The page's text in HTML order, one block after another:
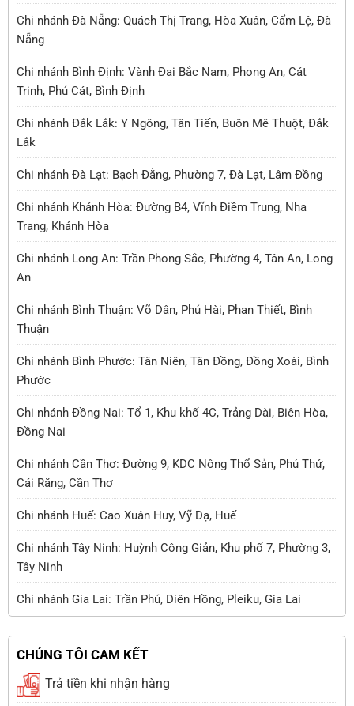
Chi nhánh Đà Nẵng: Quách Thị Trang, Hòa Xuân, Cẩm Lệ, Đà
Nẵng
Chi nhánh Bình Định: Vành Đai Bắc Nam, Phong An, Cát
Trinh, Phú Cát, Bình Định
Chi nhánh Đắk Lắk: Y Ngông, Tân Tiến, Buôn Mê Thuột, Đắk
Lắk
Chi nhánh Đà Lạt: Bạch Đằng, Phường 7, Đà Lạt, Lâm Đồng
Chi nhánh Khánh Hòa: Đường B4, Vĩnh Điềm Trung, Nha
Trang, Khánh Hòa
Chi nhánh Long An: Trần Phong Sắc, Phường 4, Tân An, Long
An
Chi nhánh Bình Thuận: Võ Dân, Phú Hài, Phan Thiết, Bình
Thuận
Chi nhánh Bình Phước: Tân Niên, Tân Đồng, Đồng Xoài, Bình
Phước
Chi nhánh Đồng Nai: Tổ 1, Khu khố 4C, Trảng Dài, Biên Hòa,
Đồng Nai
Chi nhánh Cần Thơ: Đường 9, KDC Nông Thổ Sản, Phú Thứ,
Cái Răng, Cần Thơ
Chi nhánh Huế: Cao Xuân Huy, Vỹ Dạ, Huế
Chi nhánh Tây Ninh: Huỳnh Công Giản, Khu phố 7, Phường 3,
Tây Ninh
Chi nhánh Gia Lai: Trần Phú, Diên Hồng, Pleiku, Gia Lai
CHÚNG TÔI CAM KẾT
Trả tiền khi nhận hàng